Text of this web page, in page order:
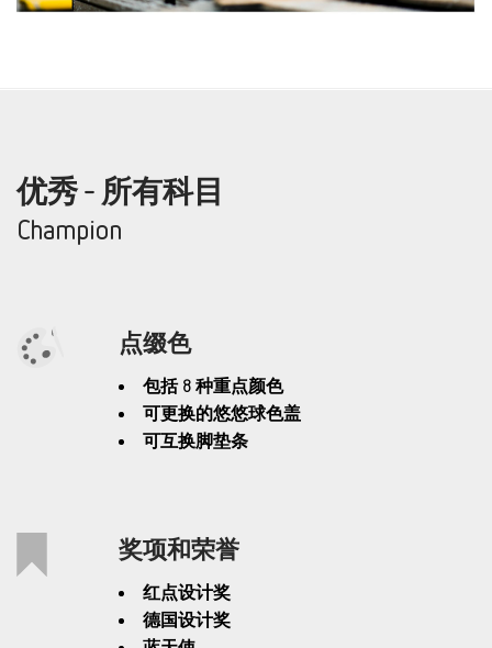
优秀 - 所有科目
Champion
点缀色
包括 8 种重点颜色
可更换的悠悠球色盖
可互换脚垫条
奖项和荣誉
红点设计奖
德国设计奖